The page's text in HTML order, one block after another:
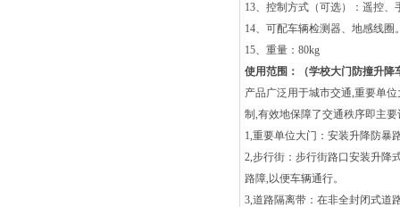
13、控制方式（可选）：遥控
14、可配车辆检测器、地感线圈
15、重量：80kg
使用范围：
（学校大门防撞升降
产品广泛用于城市交通,重要单位
制 ,有效地保障了交通秩序即主
1,重要单位大门：安装升降防暴
2,步行街：步行街路口安装升降
路障, 以便车辆通行。
3,道路隔离带：在非全封闭式道